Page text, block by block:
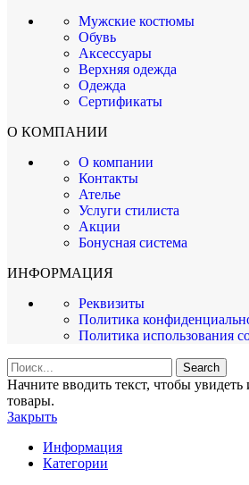
Мужские костюмы
Обувь
Аксессуары
Верхняя одежда
Одежда
Сертификаты
О КОМПАНИИ
О компании
Контакты
Ателье
Услуги стилиста
Акции
Бонусная система
ИНФОРМАЦИЯ
Реквизиты
Политика
Политика использования
Search
Начните вводить текст, чтобы
товары.
Закрыть
Информация
Категории